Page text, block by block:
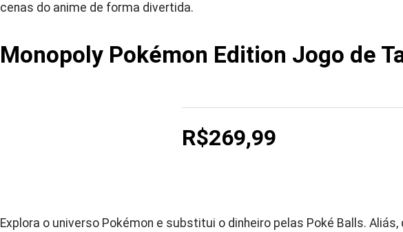
cenas do anime de forma divertida.
Monopoly Pokémon Edition Jogo de
R$269,99
Explora o universo Pokémon e substitui o dinheiro pelas Poké Balls.